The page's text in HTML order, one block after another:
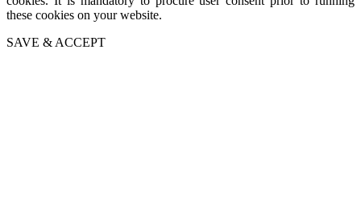
these cookies on your website.
SAVE & ACCEPT